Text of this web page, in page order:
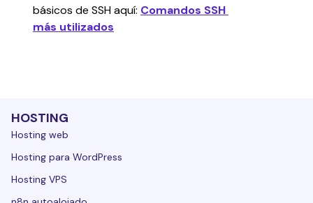
básicos de SSH aquí: Comandos SSH
más utilizados
HOSTING
Hosting web
Hosting para WordPress
Hosting VPS